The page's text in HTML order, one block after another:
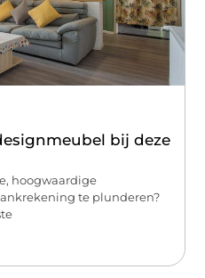
bij deze
hoogwaardige
te plunderen?